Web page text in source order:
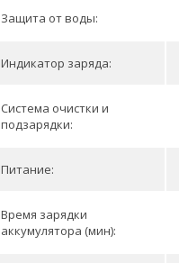
Защита от воды:
Индикатор заряда:
Система очистки и
подзарядки:
Питание:
Время зарядки
аккумулятора (мин):